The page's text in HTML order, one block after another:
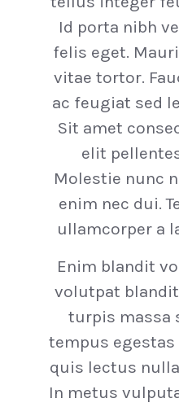
Id porta nibh
felis eget.
vitae tortor.
ac feugiat sed
Sit amet
elit
Molestie nunc
enim nec dui.
ullamcorper a
Enim blandit
volutpat
turpis massa
tempus egestas
quis lectus
In metus